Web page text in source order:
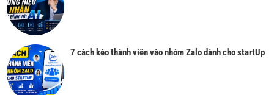
7 cách kéo thành viên vào nhóm Zalo dành cho startUp